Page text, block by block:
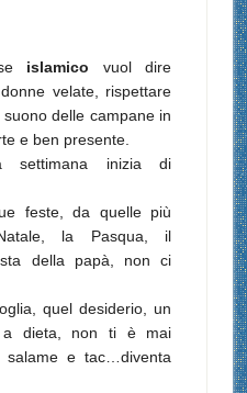
islamico vuol dire
velate, rispettare
delle campane in
e ben presente.
settimana inizia di
feste, da quelle più
la Pasqua, il
della papà, non ci
quel desiderio, un
a dieta, non ti è mai
salame e tac…diventa